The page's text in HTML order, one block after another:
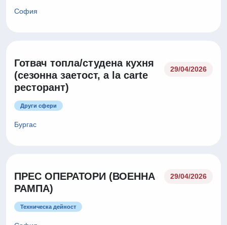
София
Готвач топла/студена кухня
(сезонна заетост, a la carte
ресторант)
29/04/2026
Други сфери
Бургас
ПРЕС ОПЕРАТОРИ (ВОЕННА
РАМПА)
29/04/2026
Техническа дейност